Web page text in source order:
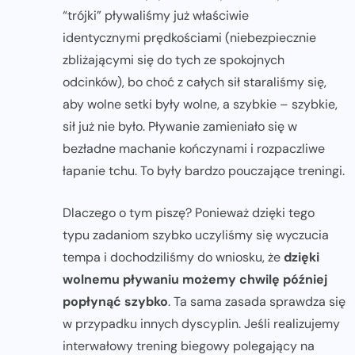
“trójki” pływaliśmy już właściwie
identycznymi prędkościami (niebezpiecznie
zbliżającymi się do tych ze spokojnych
odcinków), bo choć z całych sił staraliśmy się,
aby wolne setki były wolne, a szybkie – szybkie,
sił już nie było. Pływanie zamieniało się w
bezładne machanie kończynami i rozpaczliwe
łapanie tchu. To były bardzo pouczające treningi.
Dlaczego o tym piszę? Ponieważ dzięki tego
typu zadaniom szybko uczyliśmy się wyczucia
tempa i dochodziliśmy do wniosku, żedzięki
wolnemu pływaniu możemy chwilę później
popłynąć szybko. Ta sama zasada sprawdza się
w przypadku innych dyscyplin. Jeśli realizujemy
interwałowy trening biegowy polegający na